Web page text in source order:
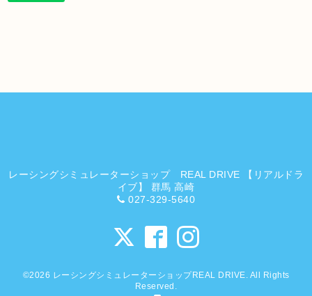
レーシングシミュレーターショップ REAL DRIVE 【リアルドラ
イブ】 群馬 高崎
027-329-5640
©2026 レーシングシミュレーターショップREAL DRIVE. All Rights
Reserved.